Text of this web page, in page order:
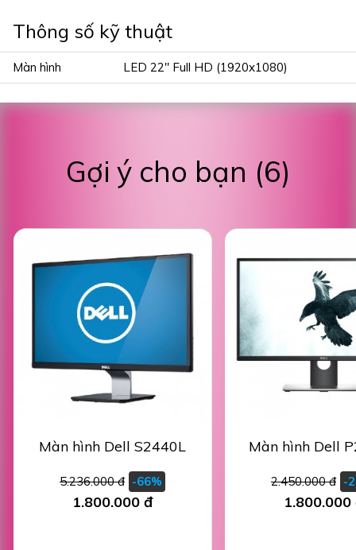
Thông số kỹ thuật
Màn hình LED 22″ Full HD (1920x1080)
Gợi ý cho bạn (6)
Màn hình Dell S2440L
5.236.000 đ -66%
1.800.000 đ
Màn hình Dell
2.450.000 đ -
1.800.000